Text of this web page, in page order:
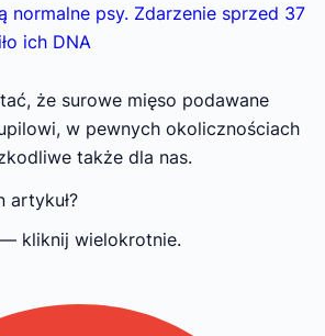
normalne psy. Zdarzenie sprzed 37
ich DNA
że surowe mięso podawane
w pewnych okolicznościach
także dla nas.
artykuł?
kliknij wielokrotnie.